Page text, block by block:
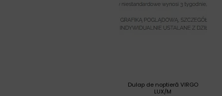
Dulap de noptieră VIRGO
LUX/M